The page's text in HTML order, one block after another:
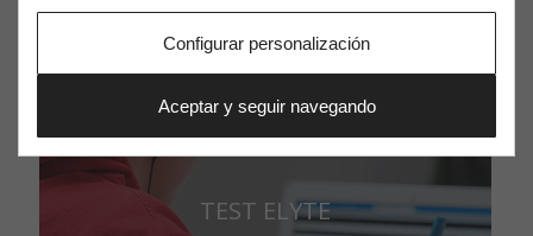
clic aquí.
TEST ELYTE
Configurar personalización
Aceptar y seguir navegando